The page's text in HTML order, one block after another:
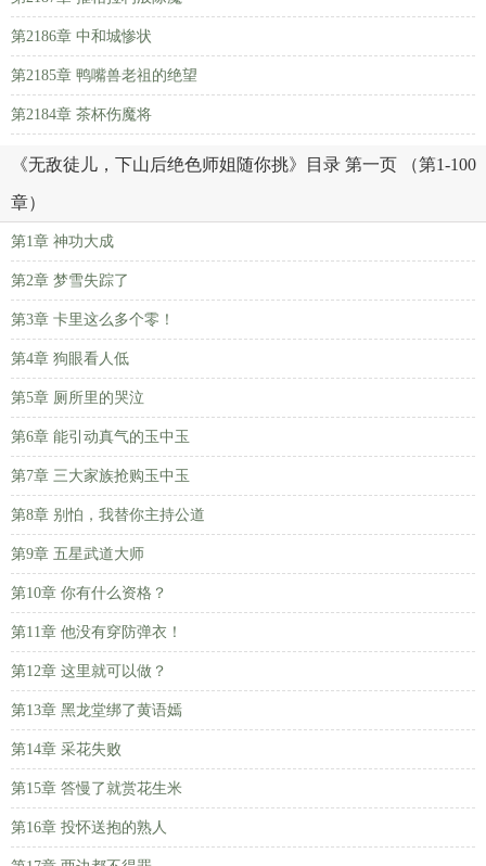
第2186章 中和城惨状
第2185章 鸭嘴兽老祖的绝望
第2184章 茶杯伤魔将
《无敌徒儿，下山后绝色师姐随你挑》目录 第一页 （第1-100
章）
第1章 神功大成
第2章 梦雪失踪了
第3章 卡里这么多个零！
第4章 狗眼看人低
第5章 厕所里的哭泣
第6章 能引动真气的玉中玉
第7章 三大家族抢购玉中玉
第8章 别怕，我替你主持公道
第9章 五星武道大师
第10章 你有什么资格？
第11章 他没有穿防弹衣！
第12章 这里就可以做？
第13章 黑龙堂绑了黄语嫣
第14章 采花失败
第15章 答慢了就赏花生米
第16章 投怀送抱的熟人